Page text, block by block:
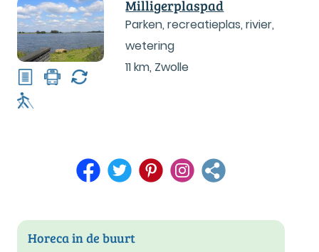
Milligerplaspad
Parken, recreatieplas, rivier,
wetering
11 km, Zwolle
Horeca in de buurt